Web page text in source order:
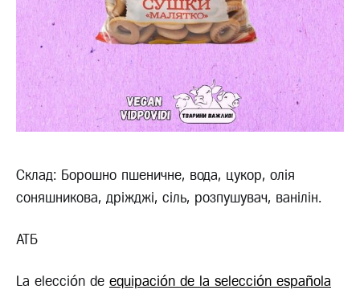
Склад: Борошно пшеничне, вода, цукор, олія
соняшникова, дріжджі, сіль, розпушувач, ванілін.
АТБ
La elección de equipación de la selección española